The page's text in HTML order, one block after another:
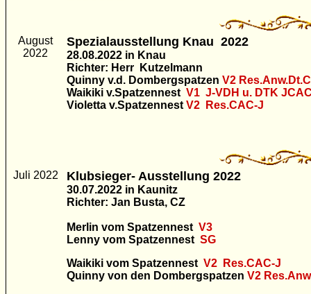
August
2022
Spezialausstellung Knau 2022
28.08.2022 in Knau
Richter: Herr Kutzelmann
Quinny v.d. Dombergspatzen V2
Waikiki v.Spatzennest V1 J-VDH u. DTK
Violetta v.Spatzennest V2 Res.CAC-J
Juli 2022 Klubsieger- Ausstellung 2022
30.07.2022 in Kaunitz
Richter: Jan Busta, CZ
Merlin vom Spatzennest V3
Lenny vom Spatzennest SG
Waikiki vom Spatzennest V2 Res.CAC-J
Quinny von den Dombergspatzen V2